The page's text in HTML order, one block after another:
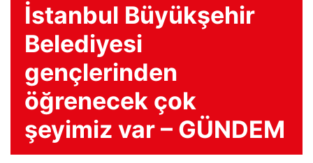
İstanbul Büyükşehir
Belediyesi
gençlerinden
öğrenecek çok
şeyimiz var – GÜNDEM